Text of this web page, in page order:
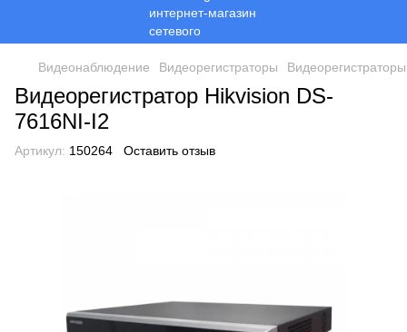
Видеонаблюдение Видеорегистраторы
Видеорегистратор Hikvision DS-
7616NI-I2
Артикул: 150264 Оставить отзыв